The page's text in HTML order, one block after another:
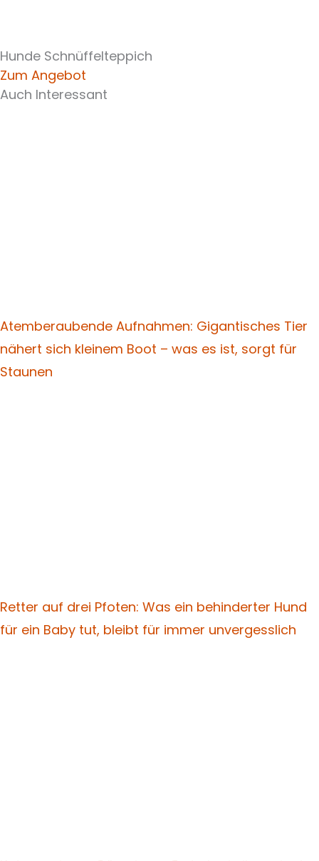
Hunde Schnüffelteppich
Zum Angebot
Auch Interessant
Atemberaubende Aufnahmen: Gigantisches Tier
nähert sich kleinem Boot – was es ist, sorgt für
Staunen
Retter auf drei Pfoten: Was ein behinderter Hund
für ein Baby tut, bleibt für immer unvergesslich